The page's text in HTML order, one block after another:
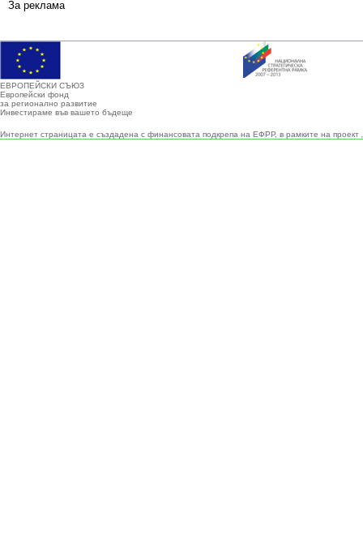
За реклама
ЕВРОПЕЙСКИ СЪЮЗ
Европейски фонд
за регионално развитие
Инвестираме във вашето бъдеще
Интернет страницата е създадена с финансовата подкрепа на ЕФРР, в рамките на